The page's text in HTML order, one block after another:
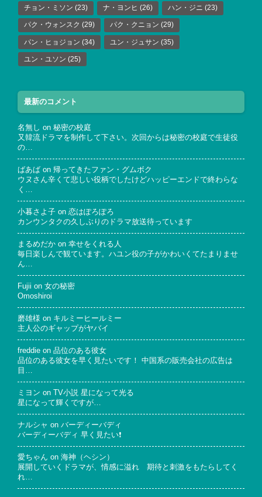
チョン・ミソン (23) ナ・ヨンヒ (26) ハン・ジニ (23)
パク・ウォンスク (29) パク・クニョン (29)
パン・ヒョジョン (34) ユン・ジュサン (35)
ユン・ユソン (25)
最新のコメント
名無し on 秘密の校庭
又韓流ドラマを制作して下さい。次回からは秘密の校庭で生徒役
の…
ばあば on 帰ってきたファン・グムボク
ウヌさん辛くて悲しい役柄でしたけどハッピーエンドで終わらな
く…
小暮さよ子 on 恋はぽろぽろ
カンウンタクの久しぶりのドラマ放送待っています
まるめだか on 幸せをくれる人
毎日楽しんで観ています。ハユン役の子がかわいくてたまりませ
ん…
Fujii on 女の秘密
Omoshiroi
磨雄様 on キルミーヒールミー
主人公のギャップがヤバイ
freddie on 品位のある彼女
品位のある彼女を早く見たいです！ 中国系の販売会社の広告は
目…
ミヨン on TV小説 星になって光る
星になって輝くですが…
ナルシャ on バーディーバディ
バーディーバディ 早く見たい❗
愛ちゃん on 海神（ヘシン）
展開していくドラマが、情感に溢れ 期待と刺激をもたらしてく
れ…